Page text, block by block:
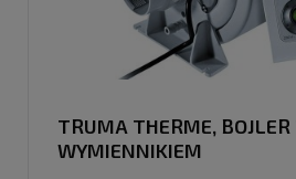
TRUMA THERME,
WYMIENNIKIEM